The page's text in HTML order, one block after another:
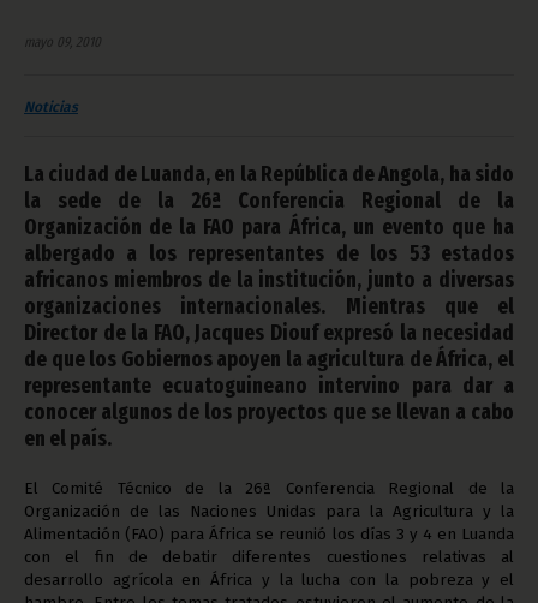
mayo 09, 2010
Noticias
La ciudad de Luanda, en la República de Angola, ha sido
la sede de la 26ª Conferencia Regional de la
Organización de la FAO para África, un evento que ha
albergado a los representantes de los 53 estados
africanos miembros de la institución, junto a diversas
organizaciones internacionales. Mientras que el
Director de la FAO, Jacques Diouf expresó la necesidad
de que los Gobiernos apoyen la agricultura de África, el
representante ecuatoguineano intervino para dar a
conocer algunos de los proyectos que se llevan a cabo
en el país.
El Comité Técnico de la 26ª Conferencia Regional de la
Organización de las Naciones Unidas para la Agricultura y la
Alimentación (FAO) para África se reunió los días 3 y 4 en Luanda
con el fin de debatir diferentes cuestiones relativas al
desarrollo agrícola en África y la lucha con la pobreza y el